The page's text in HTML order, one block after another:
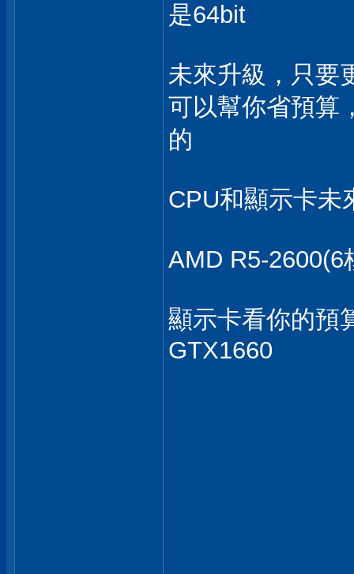
是64bit
未來升級，只要
可以幫你省預算
的
CPU和顯示卡未
AMD R5-2600(6
顯示卡看你的預
GTX1660